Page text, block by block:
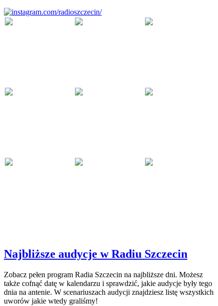
Najbliższe audycje w Radiu Szczecin
Zobacz pełen program Radia Szczecin na najbliższe dni. Możesz
także cofnąć datę w kalendarzu i sprawdzić, jakie audycje były tego
dnia na antenie. W scenariuszach audycji znajdziesz listę wszystkich
uworów jakie wtedy graliśmy!